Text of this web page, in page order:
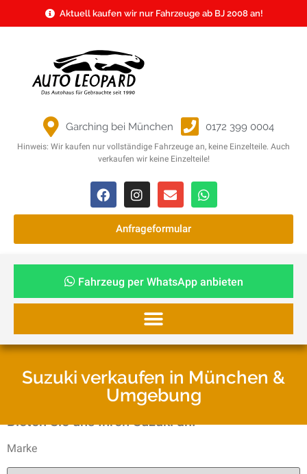
Aktuell kaufen wir nur Fahrzeuge ab BJ 2008 an!
Garching bei München 0172 399 0004
Hinweis: Wir kaufen nur vollständige Fahrzeuge an, keine Einzelteile. Auch
verkaufen wir keine Einzelteile!
Anfrageformular
Fahrzeug per WhatsApp anbieten
Suzuki verkaufen in München &
Umgebung
Bieten Sie uns Ihren Suzuki an:
Marke